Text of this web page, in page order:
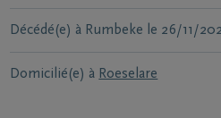
Décédé(e) à Rumbeke le 26/11/
Domicilié(e) à Roeselare